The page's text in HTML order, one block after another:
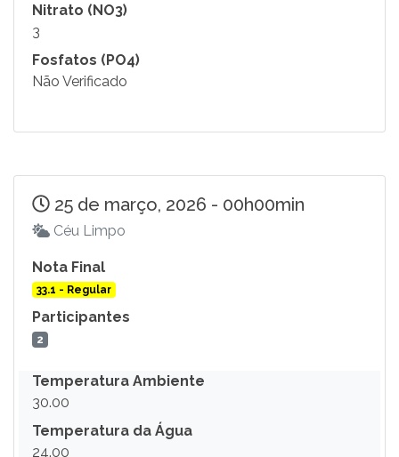
Nitrato (NO3)
3
Fosfatos (PO4)
Não Verificado
25 de março, 2026 - 00h00min
Céu Limpo
Nota Final
33.1 - Regular
Participantes
2
Temperatura Ambiente
30.00
Temperatura da Água
24.00